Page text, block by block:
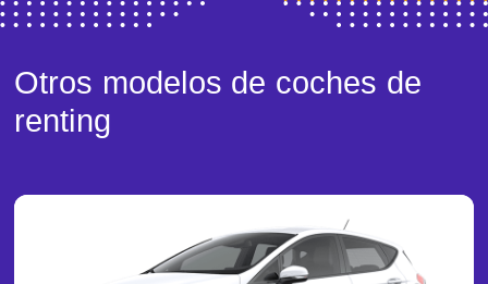
Otros modelos de coches de
renting